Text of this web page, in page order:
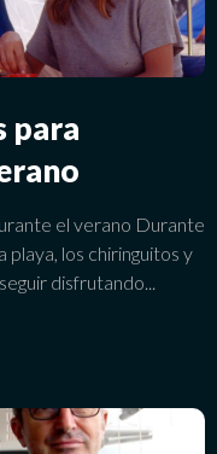
para
el verano Durante
playa, los chiringuitos y
disfrutando